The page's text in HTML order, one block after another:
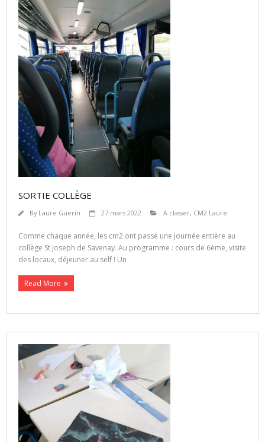
SORTIE COLLÈGE
By Laure Guerin 27 mars 2022 A classer, CM2 Laure
Comme chaque année, les cm2 ont passé une journée entière au
collège St Joseph de Savenay. Au programme : cours de 6ème, visite
des locaux, déjeuner au self ! Un
Read More